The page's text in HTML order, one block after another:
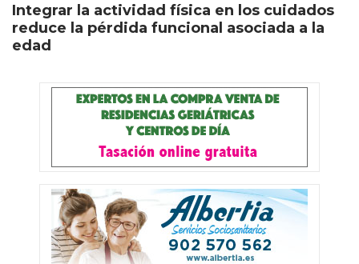
Integrar la actividad física en los cuidados
reduce la pérdida funcional asociada a la
edad